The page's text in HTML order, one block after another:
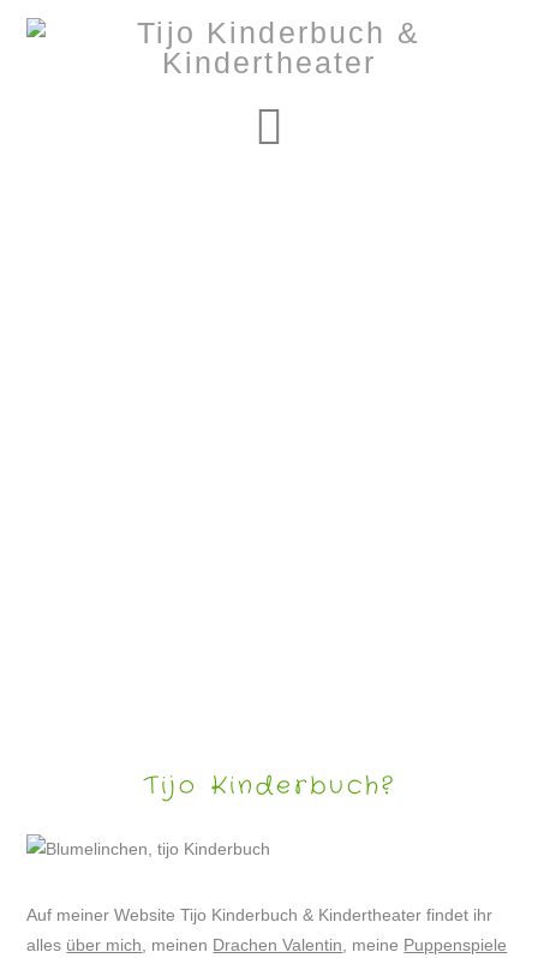
Tijo Kinderbuch?
Auf meiner Website Tijo Kinderbuch & Kindertheater findet ihr
alles über mich , meinen Drachen Valentin , meine Puppenspiele